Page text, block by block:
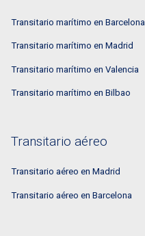
Transitario marítimo en Barcelona
Transitario marítimo en Madrid
Transitario marítimo en Valencia
Transitario marítimo en Bilbao
Transitario aéreo
Transitario aéreo en Madrid
Transitario aéreo en Barcelona